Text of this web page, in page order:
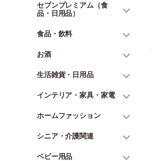
セブンプレミアム（食
品・日用品）
食品・飲料
お酒
生活雑貨・日用品
インテリア・家具・家電
ホームファッション
シニア・介護関連
ベビー用品